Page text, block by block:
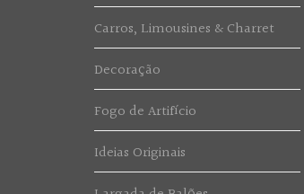
Carros, Limousines & Charret
Decoração
Fogo de Artifício
Ideias Originais